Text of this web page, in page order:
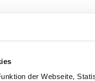
der Webseite,